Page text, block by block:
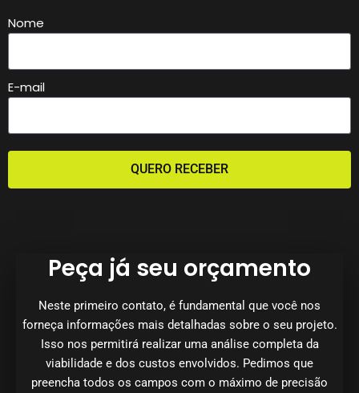
Nome
E-mail
QUERO RECEBER
Peça já seu orçamento
Neste primeiro contato, é fundamental que você nos
forneça informações mais detalhadas sobre o seu projeto.
Isso nos permitirá realizar uma análise completa da
viabilidade e dos custos envolvidos. Pedimos que
preencha todos os campos com o máximo de precisão